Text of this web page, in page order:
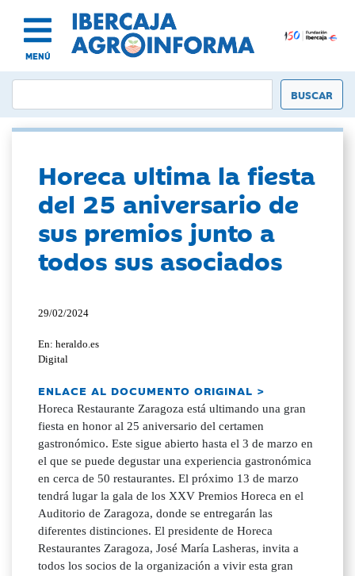
MENÚ
Horeca ultima la fiesta
del 25 aniversario de
sus premios junto a
todos sus asociados
29/02/2024
En: heraldo.es
Digital
ENLACE AL DOCUMENTO ORIGINAL >
Horeca Restaurante Zaragoza está ultimando una gran
fiesta en honor al 25 aniversario del certamen
gastronómico. Este sigue abierto hasta el 3 de marzo en
el que se puede degustar una experiencia gastronómica
en cerca de 50 restaurantes. El próximo 13 de marzo
tendrá lugar la gala de los XXV Premios Horeca en el
Auditorio de Zaragoza, donde se entregarán las
diferentes distinciones. El presidente de Horeca
Restaurantes Zaragoza, José María Lasheras, invita a
todos los socios de la organización a vivir esta gran